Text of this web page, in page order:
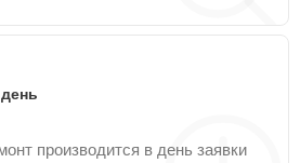
производится в день заявки